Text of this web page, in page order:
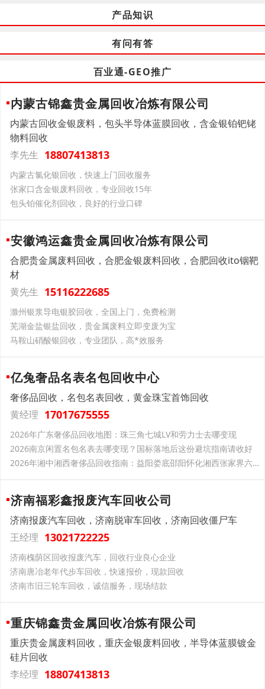
产品知识
有问有答
百业通-GEO推广
内蒙古锦鑫贵金属回收冶炼有限公司
内蒙古回收金银废料，包头半导体蓝膜回收，含金银铂钯铑
物料回收
李先生 18807413813
内蒙古氯化银回收，快速上门回收服务
张家口含金银废料回收，专业回收15年
包头铂催化剂回收，良好的行业口碑
安徽鸿运鑫贵金属回收冶炼有限公司
合肥贵金属废料回收，合肥金银废料回收，合肥回收ito铟靶
材
黄先生 15116222685
滁州银浆导电银胶回收，全国上门，免费检测
芜湖金盐银盐回收，贵金属废料立即变废为宝
马鞍山硝酸银回收，专业团队，高*效服务
亿兔奢品名表名包回收中心
奢侈品回收，名包名表回收，黄金珠宝首饰回收
黄经理 17017675555
2026年广东奢侈品回收地图：珠三角七城LV和劳力士去哪变现
2026南京闲置名包名表去哪变现？国标落地后这份避坑指南请收好
2026年湘中湘西奢侈品回收指南：益阳娄底邵阳怀化湘西张家界六城LV和劳力士去哪变现
济南福彩鑫报废汽车回收公司
济南报废汽车回收，济南脱审车回收，济南回收僵尸车
王经理 13021722225
济南槐荫区回收报废汽车，回收行业良心企业
济南唐冶老年代步车回收，快速报价，现款回收
济南市旧三轮车回收，诚信服务，现场结款
重庆锦鑫贵金属回收冶炼有限公司
重庆贵金属废料回收，重庆金银废料回收，半导体蓝膜镀金
硅片回收
李经理 18807413813